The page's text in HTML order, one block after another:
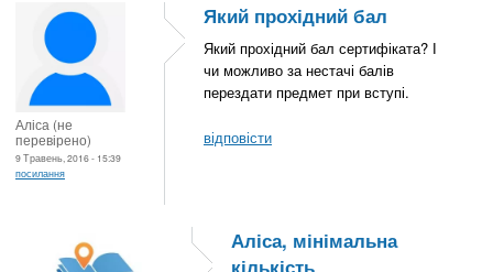
Аліса (не
перевірено)
9 Травень, 2016 - 15:39
посилання
Який прохідний бал
Який прохідний бал сертифіката? І
чи можливо за нестачі балів
перездати предмет при вступі.
відповісти
Аліса, мінімальна
кількість